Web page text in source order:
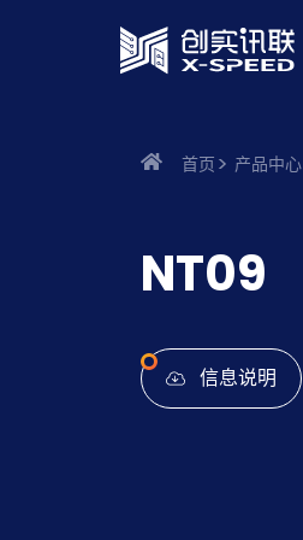
首页 产品中心
NT09
信息说明